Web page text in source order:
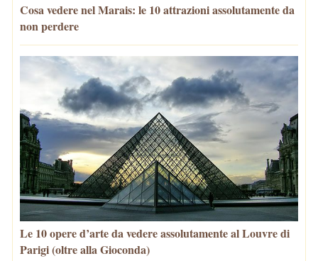
Cosa vedere nel Marais: le 10 attrazioni assolutamente da
non perdere
Le 10 opere d’arte da vedere assolutamente al Louvre di
Parigi (oltre alla Gioconda)